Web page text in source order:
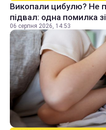
Викопали цибулю? Не
підвал: одна помилка
06 серпня 2026, 14:53